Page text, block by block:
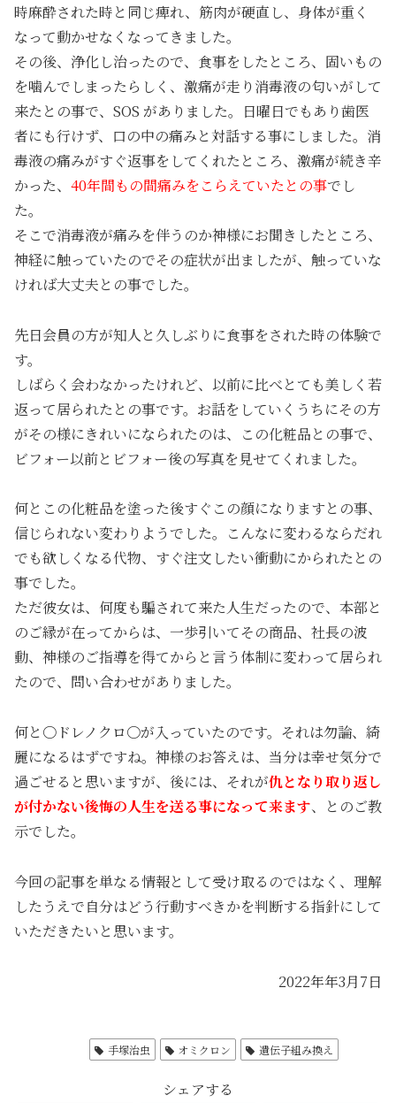
時麻酔された時と同じ痺れ、筋肉が硬直し、身体が重く
なって動かせなくなってきました。
その後、浄化し治ったので、食事をしたところ、固いもの
を噛んでしまったらしく、激痛が走り消毒液の匂いがして
来たとの事で、SOS がありました。日曜日でもあり歯医
者にも行けず、口の中の痛みと対話する事にしました。消
毒液の痛みがすぐ返事をしてくれたところ、激痛が続き辛
かった、 40年間もの間痛みをこらえていたとの事でし
た。
そこで消毒液が痛みを伴うのか神様にお聞きしたところ、
神経に触っていたのでその症状が出ましたが、触っていな
ければ大丈夫との事でした。
先日会員の方が知人と久しぶりに食事をされた時の体験で
す。
しばらく会わなかったけれど、以前に比べとても美しく若
返って居られたとの事です。お話をしていくうちにその方
がその様にきれいになられたのは、この化粧品との事で、
ビフォー以前とビフォー後の写真を見せてくれました。
何とこの化粧品を塗った後すぐこの顔になりますとの事、
信じられない変わりようでした。こんなに変わるならだれ
でも欲しくなる代物、すぐ注文したい衝動にかられたとの
事でした。
ただ彼女は、何度も騙されて来た人生だったので、本部と
のご縁が在ってからは、一歩引いてその商品、社長の波
動、神様のご指導を得てからと言う体制に変わって居られ
たので、問い合わせがありました。
何と〇ドレノクロ〇が入っていたのです。それは勿論、綺
麗になるはずですね。神様のお答えは、当分は幸せ気分で
過ごせると思いますが、後には、それが仇となり取り返し
が付かない後悔の人生を送る事になって来ます、とのご教
示でした。
今回の記事を単なる情報として受け取るのではなく、理解
したうえで自分はどう行動すべきかを判断する指針にして
いただきたいと思います。
2022年年3月7日
手塚治虫 オミクロン 遺伝子組み換え
シェアする